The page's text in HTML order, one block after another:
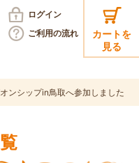
カートを
見る
ログイン
ご利用の流れ
ンシップin鳥取へ参加しました